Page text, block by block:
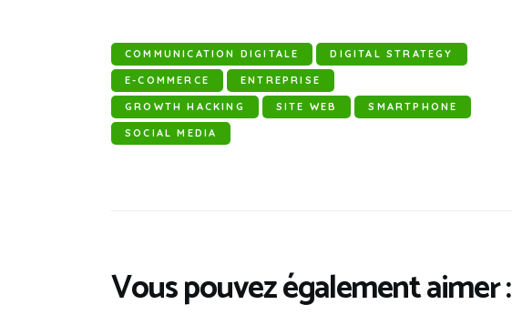
COMMUNICATION DIGITALE DIGITAL STRATEGY
E-COMMERCE ENTREPRISE
GROWTH HACKING SITE WEB SMARTPHONE
SOCIAL MEDIA
Vous pouvez également aimer :